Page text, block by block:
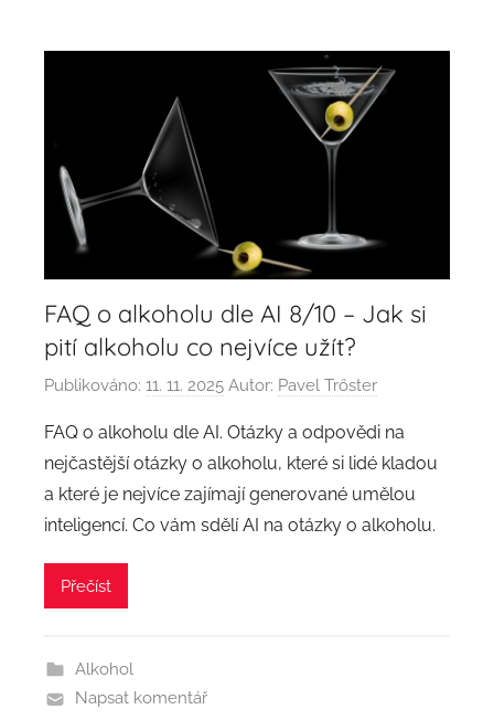
FAQ o alkoholu dle AI 8/10 – Jak si
pití alkoholu co nejvíce užít?
Publikováno: 11. 11. 2025 Autor: Pavel Trőster
FAQ o alkoholu dle AI. Otázky a odpovědi na
nejčastější otázky o alkoholu, které si lidé kladou
a které je nejvíce zajímají generované umělou
inteligencí. Co vám sdělí AI na otázky o alkoholu.
Přečíst
Alkohol
Napsat komentář